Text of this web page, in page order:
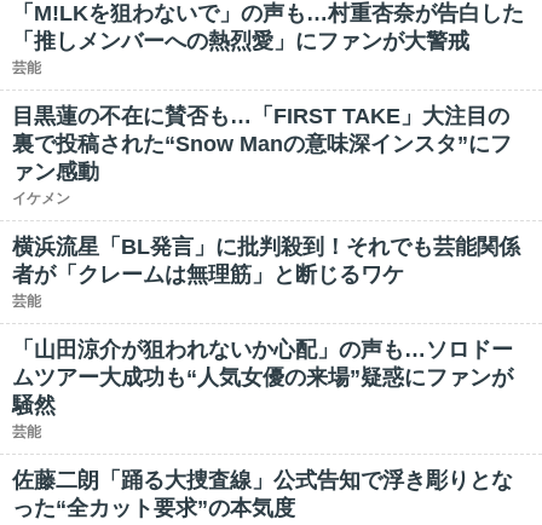
「M!LKを狙わないで」の声も…村重杏奈が告白した
「推しメンバーへの熱烈愛」にファンが大警戒
芸能
目黒蓮の不在に賛否も…「FIRST TAKE」大注目の
裏で投稿された“Snow Manの意味深インスタ”にフ
ァン感動
イケメン
横浜流星「BL発言」に批判殺到！それでも芸能関係
者が「クレームは無理筋」と断じるワケ
芸能
「山田涼介が狙われないか心配」の声も…ソロドー
ムツアー大成功も“人気女優の来場”疑惑にファンが
騒然
芸能
佐藤二朗「踊る大捜査線」公式告知で浮き彫りとな
った“全カット要求”の本気度